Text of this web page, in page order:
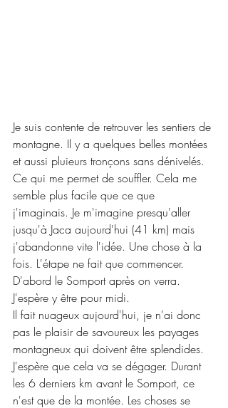
Je suis contente de retrouver les sentiers de
montagne. Il y a quelques belles montées
et aussi pluieurs tronçons sans dénivelés.
Ce qui me permet de souffler. Cela me
semble plus facile que ce que
j'imaginais. Je m'imagine presqu'aller
jusqu'à Jaca aujourd'hui (41 km) mais
j'abandonne vite l'idée. Une chose à la
fois. L'étape ne fait que commencer.
D'abord le Somport après on verra.
J'espère y être pour midi.
Il fait nuageux aujourd'hui, je n'ai donc
pas le plaisir de savoureux les payages
montagneux qui doivent être splendides.
J'espère que cela va se dégager. Durant
les 6 derniers km avant le Somport, ce
n'est que de la montée. Les choses se